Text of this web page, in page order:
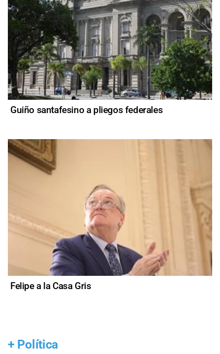
Guiño santafesino a pliegos federales
Felipe a la Casa Gris
+ Política